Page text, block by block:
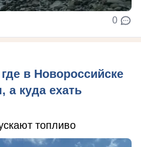
0
в Новороссийске
а куда ехать
топливо